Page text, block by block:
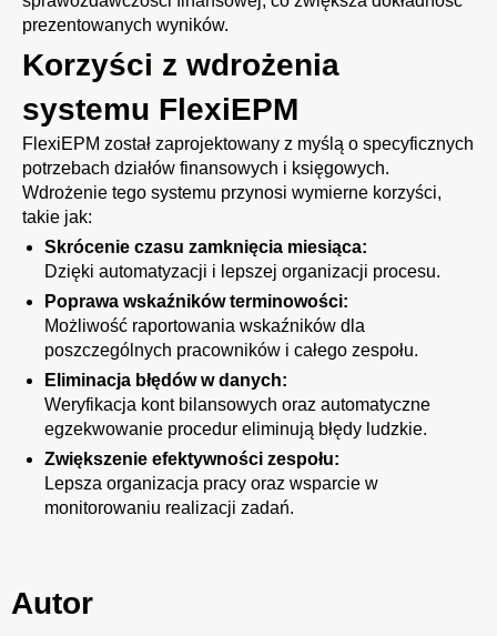
prezentowanych wyników.
Korzyści z wdrożenia
systemu FlexiEPM
FlexiEPM został zaprojektowany z myślą o specyficznych
potrzebach działów finansowych i księgowych.
Wdrożenie tego systemu przynosi wymierne korzyści,
takie jak:
Skrócenie czasu zamknięcia miesiąca:
Dzięki automatyzacji i lepszej organizacji procesu.
Poprawa wskaźników terminowości:
Możliwość raportowania wskaźników dla
poszczególnych pracowników i całego zespołu.
Eliminacja błędów w danych:
Weryfikacja kont bilansowych oraz automatyczne
egzekwowanie procedur eliminują błędy ludzkie.
Zwiększenie efektywności zespołu:
Lepsza organizacja pracy oraz wsparcie w
monitorowaniu realizacji zadań.
Autor